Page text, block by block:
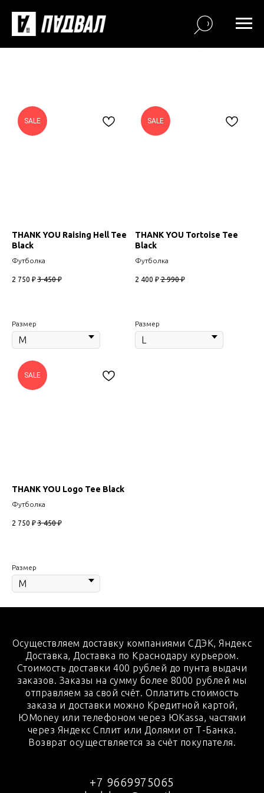
SALE
THANK YOU Raising Hell Tee
Black
Футболка
2 750 ₽ 3 450 ₽
Размер
SALE
THANK YOU Tortoise Tee
Black
Футболка
2 400 ₽ 2 990 ₽
Размер
SALE
THANK YOU Logo Tee Black
Футболка
2 750 ₽ 3 450 ₽
Размер
Осуществляем доставку компаниями СДЭК, Яндекс
Доставка, Доставка по Краснодару курьером.
Стоимость доставки 400 рублей до пунта выдачи
заказов. Заказы на сумму более 8000 рублей мы
отправляем за свой счёт. Оплатить стоимость
заказа и доставки можно Кредитной картой,
ЮMoney или телефоном через ЮKassa, частями
через Яндекс Сплит или Долями от Т-Банка.
Возврат осуществляется за счёт покупателя.
+7 9669975065